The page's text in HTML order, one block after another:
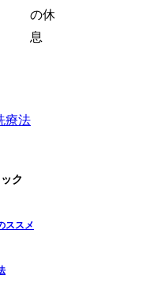
の休
息
療法
ク
ススメ